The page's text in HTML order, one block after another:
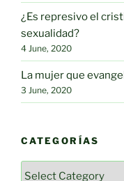
¿Es represivo el
sexualidad?
4 June, 2020
La mujer que
3 June, 2020
CATEGORÍAS